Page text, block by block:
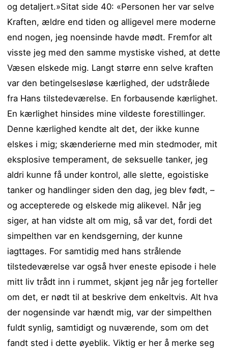
og detaljert.»Sitat side 40: «Personen her var selve
Kraften, ældre end tiden og alligevel mere moderne
end nogen, jeg noensinde havde mødt. Fremfor alt
visste jeg med den samme mystiske vished, at dette
Væsen elskede mig. Langt større enn selve kraften
var den betingelsesløse kærlighed, der udstrålede
fra Hans tilstedeværelse. En forbausende kærlighet.
En kærlighet hinsides mine vildeste forestillinger.
Denne kærlighed kendte alt det, der ikke kunne
elskes i mig; skænderierne med min stedmoder, mit
eksplosive temperament, de seksuelle tanker, jeg
aldri kunne få under kontrol, alle slette, egoistiske
tanker og handlinger siden den dag, jeg blev født, –
og accepterede og elskede mig alikevel. Når jeg
siger, at han vidste alt om mig, så var det, fordi det
simpelthen var en kendsgerning, der kunne
iagttages. For samtidig med hans strålende
tilstedeværelse var også hver eneste episode i hele
mitt liv trådt inn i rummet, skjønt jeg når jeg forteller
om det, er nødt til at beskrive dem enkeltvis. Alt hva
der nogensinde var hændt mig, var der simpelthen
fuldt synlig, samtidigt og nuværende, som om det
fandt sted i dette øyeblik. Viktig er her å merke seg